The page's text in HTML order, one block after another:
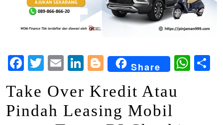
Facebook
Twitter
EmailLinkedIn
Blogger
Share
Take Over Kredit Atau
Pindah Leasing Mobil